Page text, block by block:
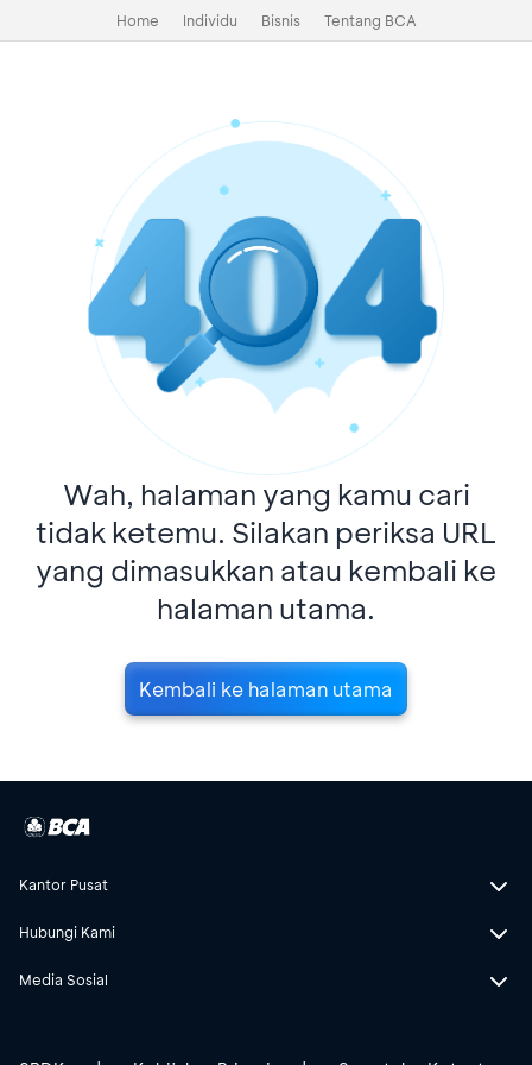
Home Individu Bisnis Tentang BCA
Wah, halaman yang kamu cari
tidak ketemu. Silakan periksa URL
yang dimasukkan atau kembali ke
halaman utama.
Kembali ke halaman utama
Kantor Pusat
Hubungi Kami
Media Sosial